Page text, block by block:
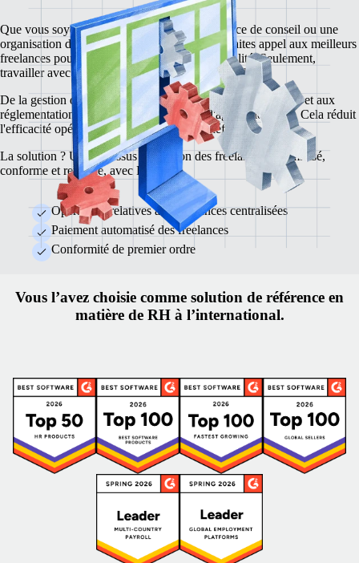
Que vous soyez une agence créative, une agence de conseil ou une
organisation de services professionnels, vous faites appel aux meilleurs
freelances pour livrer des projets de grande qualité. Seulement,
travailler avec des freelances apporte son lot de défis.
De la gestion des paiements et de la conformité aux contrats et aux
réglementations juridiques, il est difficile d'agir rapidement. Cela réduit
l'efficacité opérationnelle et les marges bénéficiaires.
La solution ? Un processus de gestion des freelances automatisé,
conforme et rentable, avec Remote.
Opérations relatives aux freelances centralisées
Paiement automatisé des freelances
Conformité de premier ordre
Vous l’avez choisie comme solution de référence en
matière de RH à l’international.